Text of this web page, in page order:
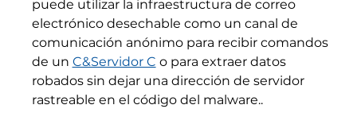
puede utilizar la infraestructura de correo
electrónico desechable como un canal de
comunicación anónimo para recibir comandos
de un C&Servidor C o para extraer datos
robados sin dejar una dirección de servidor
rastreable en el código del malware..